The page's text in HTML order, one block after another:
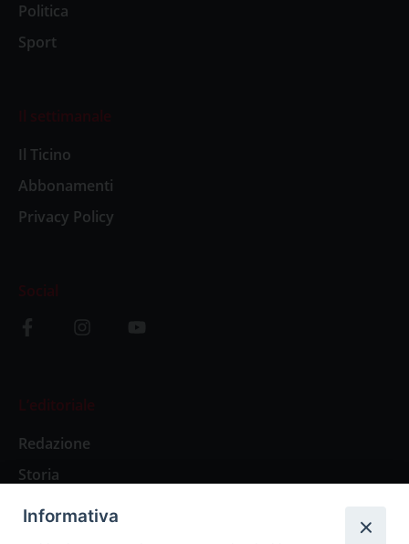
Politica
Sport
Il settimanale
Il Ticino
Abbonamenti
Privacy Policy
Social
L’editoriale
Redazione
Storia
Informativa